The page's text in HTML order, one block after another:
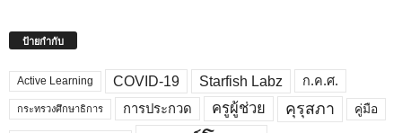
ป้ายกำกับ
Active Learning COVID-19 Starfish Labz ก.ค.ศ.
กระทรวงศึกษาธิการ การประกวด ครูผู้ช่วย คุรุสภา คู่มือ